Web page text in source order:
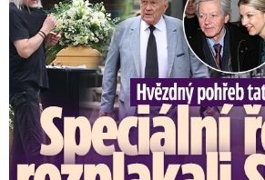
Předpověď podle indexů: Kdy
zalévat zahradu?
Zdroj: Dagmar Honsová, David
VIDEO: Jaké bude počasí o
Video se